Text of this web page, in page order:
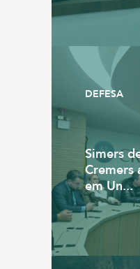
DEFESA
Simers
Cremers
em Un...